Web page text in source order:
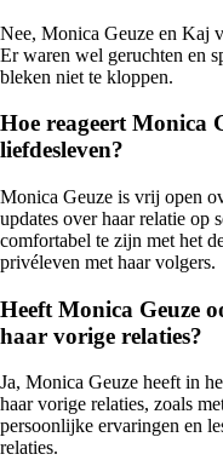
Nee, Monica Geuze en Kaj
Er waren wel geruchten en
bleken niet te kloppen.
Hoe reageert Monica
liefdesleven?
Monica Geuze is vrij open
updates over haar relatie
comfortabel te zijn met het
privéleven met haar volgers.
Heeft Monica Geuze
haar vorige relaties?
Ja, Monica Geuze heeft in
haar vorige relaties, zoals
persoonlijke ervaringen en
relaties.